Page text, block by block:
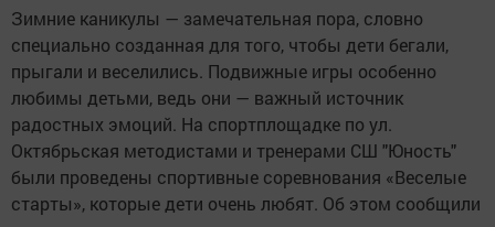
Зимние каникулы — замечательная пора, словно
специально созданная для того, чтобы дети бегали,
прыгали и веселились. Подвижные игры особенно
любимы детьми, ведь они — важный источник
радостных эмоций. На спортплощадке по ул.
Октябрьская методистами и тренерами СШ "Юность"
были проведены спортивные соревнования «Веселые
старты», которые дети очень любят. Об этом сообщили